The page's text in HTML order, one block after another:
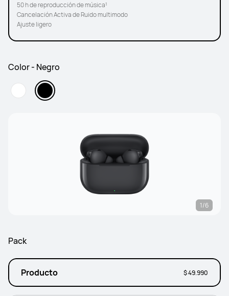
50 h de reproducción de música¹
Cancelación Activa de Ruido multimodo
Ajuste ligero
Color - Negro
1/6
Pack
Producto $ 49.990